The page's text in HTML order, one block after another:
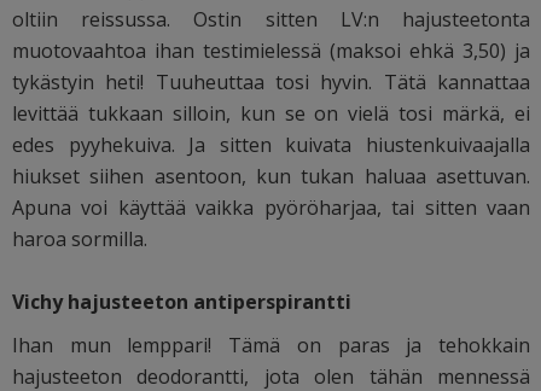
oltiin reissussa. Ostin sitten LV:n hajusteetonta
muotovaahtoa ihan testimielessä (maksoi ehkä 3,50) ja
tykästyin heti! Tuuheuttaa tosi hyvin. Tätä kannattaa
levittää tukkaan silloin, kun se on vielä tosi märkä, ei
edes pyyhekuiva. Ja sitten kuivata hiustenkuivaajalla
hiukset siihen asentoon, kun tukan haluaa asettuvan.
Apuna voi käyttää vaikka pyöröharjaa, tai sitten vaan
haroa sormilla.
Vichy hajusteeton antiperspirantti
Ihan mun lemppari! Tämä on paras ja tehokkain
hajusteeton deodorantti, jota olen tähän mennessä